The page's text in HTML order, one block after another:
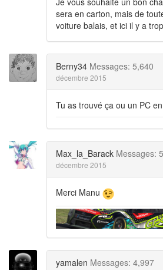
sera en carton, mais de
voiture balais, et ici il y a
Berny34 Messages: 5,640
décembre 2015
Tu as trouvé ça ou un PC
Max_la_Barack Messages:
décembre 2015
Merci Manu
yamalen Messages: 4,997